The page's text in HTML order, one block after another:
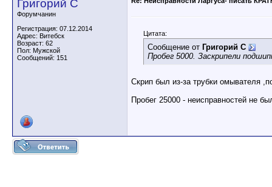
Григорий С
Форумчанин
Регистрация: 07.12.2014
Адрес: Витебск
Возраст: 62
Пол: Мужской
Сообщений: 151
Цитата:
Сообщение от Григорий С
Пробег 5000. Заскрипели
Скрип был из-за трубки омывателя
Пробег 25000 - неисправностей не